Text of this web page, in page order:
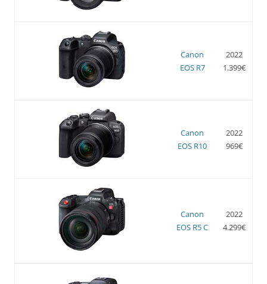
Canon
EOS R7
2022
1.399€
Canon
EOS R10
2022
969€
Canon
EOS R5 C
2022
4.299€